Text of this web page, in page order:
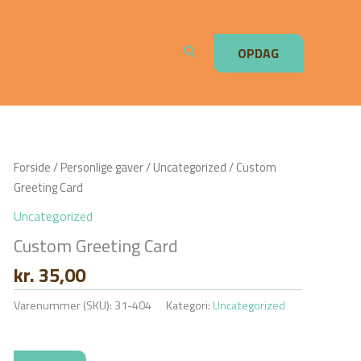
Søg OPDAG
Forside/Personlige gaver/Uncategorized/ Custom
Greeting Card
Uncategorized
Custom Greeting Card
kr.35,00
Varenummer (SKU): 31-404 Kategori: Uncategorized